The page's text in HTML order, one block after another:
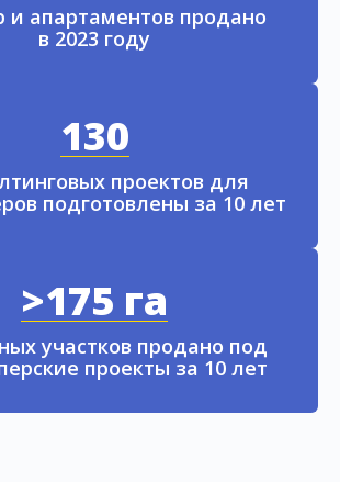
и апартаментов продано
в 2023 году
130
проектов для
подготовлены за 10 лет
>175 га
участков продано под
проекты за 10 лет